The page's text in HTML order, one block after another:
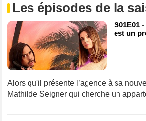
Les épisodes de la
S01E01
est un
Alors qu'il présente l’agence à sa
Mathilde Seigner qui cherche un